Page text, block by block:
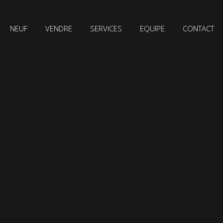
NEUF VENDRE SERVICES EQUIPE CONTACT